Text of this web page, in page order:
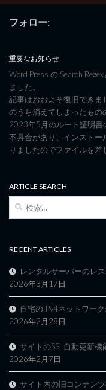
フォロー:
重要なお知らせ
Word Press の Search
ました。
記事はおおよそ復旧できま
のうち消えてしまったもの
2023年5月のルート証明書
不具合があり、インストー
りましたのでファイルを差
ARTICLE SEARCH
検
RECENT ARTICLES
レンタルサーバーのレ
2026年3月17日
自宅のIPv4ネットワー
2026年2月28日
サイトのSSL自動更新
2026年2月7日
サイト内の旧コンテン